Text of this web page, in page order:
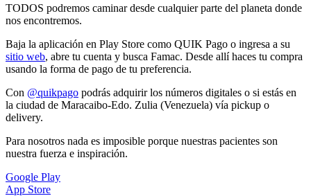
TODOS podremos caminar desde cualquier parte del planeta donde
nos encontremos.
Baja la aplicación en Play Store como QUIK Pago o ingresa a su
sitio web, abre tu cuenta y busca Famac. Desde allí haces tu compra
usando la forma de pago de tu preferencia.
Con @quikpago podrás adquirir los números digitales o si estás en
la ciudad de Maracaibo-Edo. Zulia (Venezuela) vía pickup o
delivery.
Para nosotros nada es imposible porque nuestras pacientes son
nuestra fuerza e inspiración.
Google Play
App Store